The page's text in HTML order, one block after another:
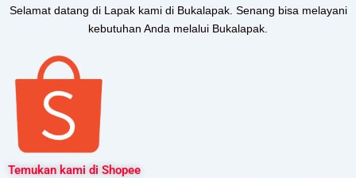
Selamat datang di Lapak kami di Bukalapak. Senang bisa melayani
kebutuhan Anda melalui Bukalapak.
Temukan kami di Shopee